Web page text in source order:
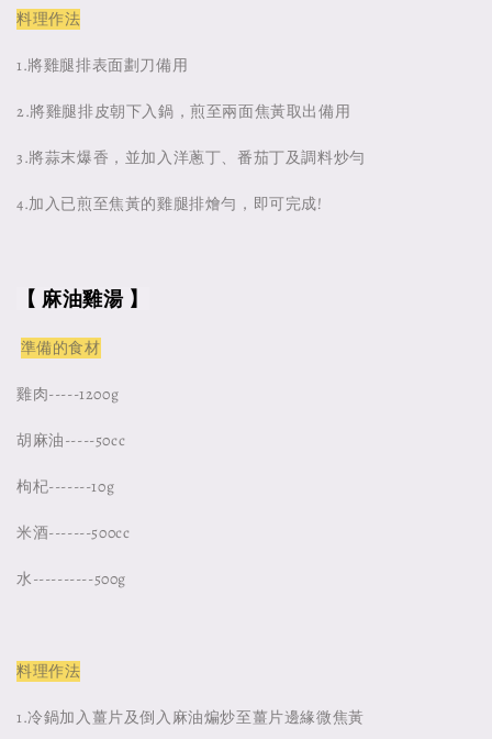
料理作法
1.將雞腿排表面劃刀備用
2.將雞腿排皮朝下入鍋，煎至兩面焦黃取出備用
3.將蒜末爆香，並加入洋蔥丁、番茄丁及調料炒勻
4.加入已煎至焦黃的雞腿排燴勻，即可完成!
【 麻油雞湯 】
準備的食材
雞肉-----1200g
胡麻油-----50cc
枸杞-------10g
米酒-------500cc
水----------500g
料理作法
1.冷鍋加入薑片及倒入麻油煸炒至薑片邊緣微焦黃